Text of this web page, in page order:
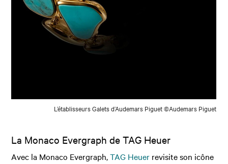
L’établisseurs Galets d’Audemars Piguet ©Audemars Piguet
La Monaco Evergraph de TAG Heuer
Avec la Monaco Evergraph,TAG Heuer revisite son icône